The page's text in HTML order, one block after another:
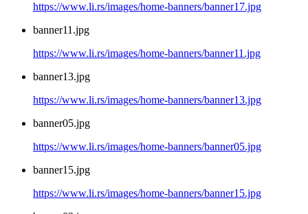
https://www.li.rs/images/home-banners/banner17.jpg
banner11.jpg
https://www.li.rs/images/home-banners/banner11.jpg
banner13.jpg
https://www.li.rs/images/home-banners/banner13.jpg
banner05.jpg
https://www.li.rs/images/home-banners/banner05.jpg
banner15.jpg
https://www.li.rs/images/home-banners/banner15.jpg